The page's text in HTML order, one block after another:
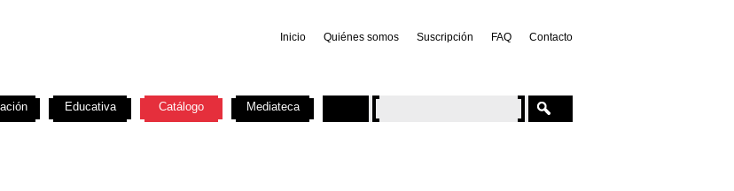
Inicio Quiénes somos Suscripción FAQ Contacto
Educativa Catálogo Mediateca